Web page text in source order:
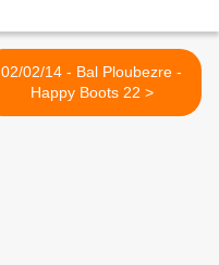
02/02/14 - Bal Ploubezre -
Happy Boots 22 >